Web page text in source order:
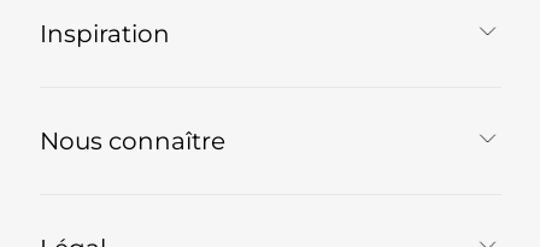
Inspiration
Nous connaître